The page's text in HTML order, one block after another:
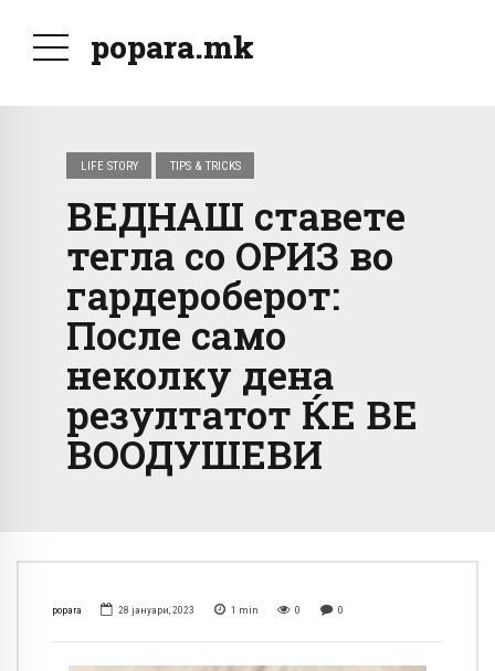
popara.mk
LIFE STORY TIPS & TRICKS
ВЕДНАШ ставете
тегла со ОРИЗ во
гардероберот:
После само
неколку дена
резултатот ЌЕ ВЕ
ВООДУШЕВИ
popara 28 јануари, 2023 1 min 0 0